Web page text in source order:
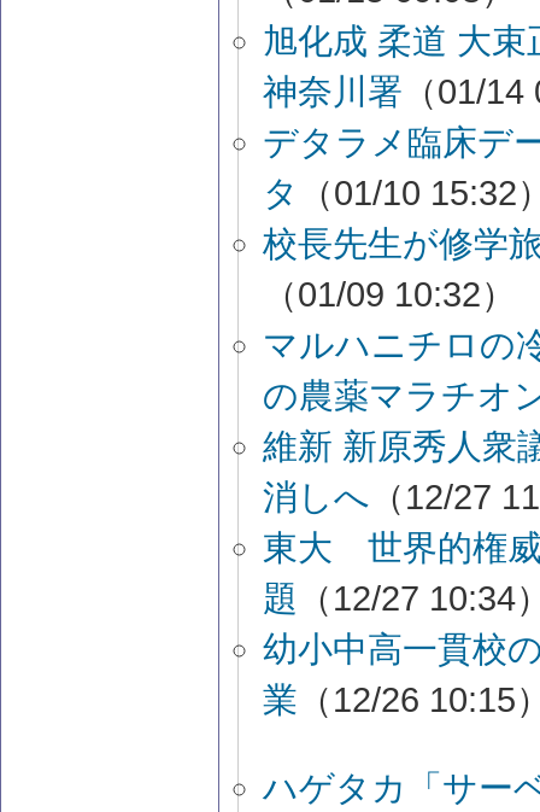
旭化成 柔道 大
神奈川署 （01/
デタラメ臨床デ
タ
（01/10 15:32
校長先生が修学
（01/09 10:32）
マルハニチロの
の農薬マラチオ
維新 新原秀人
消しへ （12/27
東大 世界的権
題 （12/27 10:34
幼小中高一貫校
業 （12/26 10:15
ハゲタカ「サー